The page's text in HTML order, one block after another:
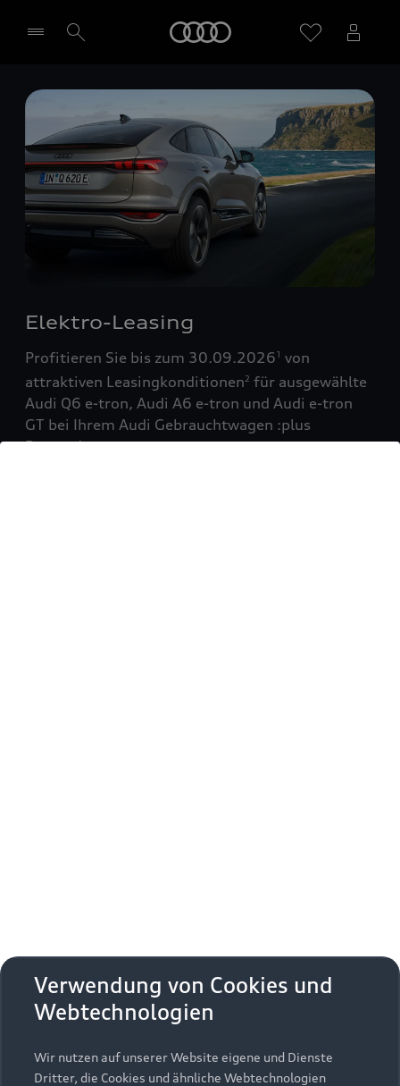
Händler wählen
Elektro-Leasing
Profitieren Sie bis zum 30.09.20261 von
attraktiven Leasingkonditionen2 für ausgewählte
Audi Q6 e-tron, Audi A6 e-tron und Audi e-tron
GT bei Ihrem Audi Gebrauchtwagen :plus
Partner!
Zurück nach oben
Modelle
Alle Modelle
Kaufen & leasen
Verwendung von Cookies und
Webtechnologien
Wir nutzen auf unserer Website eigene und Dienste
Dritter, die Cookies und ähnliche Webtechnologien